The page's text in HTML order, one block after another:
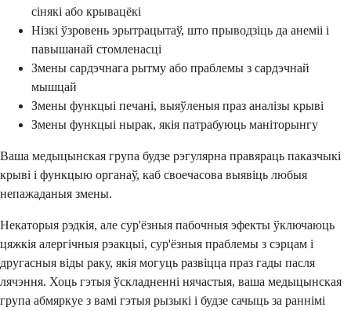
сінякі або крывацёкі
Нізкі ўзровень эрытрацытаў, што прыводзіць да анеміі і
павышанай стомленасці
Змены сардэчнага рытму або праблемы з сардэчнай
мышцай
Змены функцыі печані, выяўленыя праз аналізы крыві
Змены функцыі нырак, якія патрабуюць маніторынгу
Ваша медыцынская група будзе рэгулярна правяраць паказчыкі
крыві і функцыю органаў, каб своечасова выявіць любыя
непажаданыя змены.
Некаторыя рэдкія, але сур'ёзныя пабочныя эфекты ўключаюць
цяжкія алергічныя рэакцыі, сур'ёзныя праблемы з сэрцам і
другасныя віды раку, якія могуць развіцца праз гады пасля
лячэння. Хоць гэтыя ўскладненні нячастыя, ваша медыцынская
група абмяркуе з вамі гэтыя рызыкі і будзе сачыць за раннімі